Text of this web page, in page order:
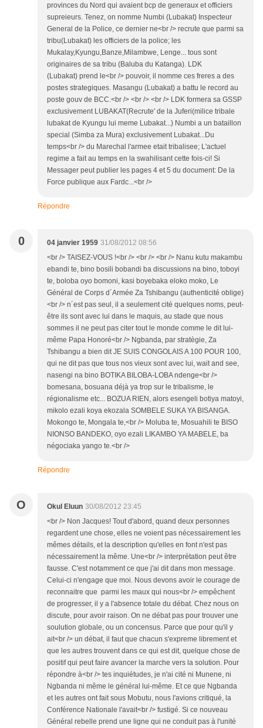
provinces du Nord qui avaient bcp de generaux et officiers
supreieurs. Tenez, on nomme Numbi (Lubakat) Inspecteur
General de la Police, ce dernier ne<br /> recrute que parmi sa
tribu(Lubakat) les officiers de la police; les
Mukalay,Kyungu,Banze,Milambwe, Lenge... tous sont
originaires de sa tribu (Baluba du Katanga). LDK
(Lubakat) prend le<br /> pouvoir, il nomme ces freres a des
postes strategiques. Masangu (Lubakat) a battu le record au
poste gouv de BCC.<br /> <br /> <br /> LDK formera sa GSSP
exclusivement LUBAKAT(Recrute' de la Juferi(milice tribale
lubakat de Kyungu lui meme Lubakat...) Numbi a un bataillon
special (Simba za Mura) exclusivement Lubakat...Du
temps<br /> du Marechal l'armee etait tribalisee; L'actuel
regime a fait au temps en la swahilisant cette fois-ci! Si
Messager peut publier les pages 4 et 5 du document: De la
Force publique aux Fardc...<br />
Répondre
0 04 janvier 1959 31/08/2012 08:56
<br /> TAISEZ-VOUS !<br /> <br /> <br /> Nanu kutu makambu
ebandi te, bino bosili bobandi ba discussions na bino, toboyi
te, boloba oyo bomoni, kasi boyebaka eloko moko, Le
Général de Corps d´Armée Za Tshibangu (authenticité oblige)
<br /> n´est pas seul, il a seulement cité quelques noms, peut-
être ils sont avec lui dans le maquis, au stade que nous
sommes il ne peut pas citer tout le monde comme le dit lui-
même Papa Honoré<br /> Ngbanda, par stratègie, Za
Tshibangu a bien dit JE SUIS CONGOLAIS A 100 POUR 100,
qui ne dit pas que tous nos vieux sont avec lui, wait and see,
nasengi na bino BOTIKA BILOBA-LOBA ndenge<br />
bomesana, bosuana déjà ya trop sur le tribalisme, le
régionalisme etc... BOZUA RIEN, alors esengeli botiya matoyi,
mikolo ezali koya ekozala SOMBELE SUKA YA BISANGA.
Mokongo te, Mongala te,<br /> Moluba te, Mosuahili te BISO
NIONSO BANDEKO, oyo ezali LIKAMBO YA MABELE, ba
négociaka yango te.<br />
Répondre
O Okul Eluun 30/08/2012 23:45
<br /> Non Jacques! Tout d'abord, quand deux personnes
regardent une chose, elles ne voient pas nécessairement les
mêmes détails, et la description qu'elles en font n'est pas
nécessairement la même. Une<br /> interprétation peut être
fausse. C'est notamment ce que j'ai dit dans mon message.
Celui-ci n'engage que moi. Nous devons avoir le courage de
reconnaitre que parmi les maux qui nous<br /> empêchent
de progresser, il y a l'absence totale du débat. Chez nous on
discute, pour avoir raison. On ne débat pas pour trouver une
soulution globale, ou un concensus. Parce que pour qu'il y
ait<br /> un débat, il faut que chacun s'expreme librement et
que les autres trouvent dans ce qui est dit, quelque chose de
positif qui peut faire avancer la marche vers la solution. Pour
répondre à<br /> tes inquiétudes, je n'ai cité ni Munene, ni
Ngbanda ni même le général lui-même. Et ce que Ngbanda
et les autres ont fait sous Mobutu, nous l'avions critiqué, la
Conférence Nationale l'avait<br /> fustigé. Si ce nouveau
Général rebelle prend une ligne qui ne conduit pas à l'unité